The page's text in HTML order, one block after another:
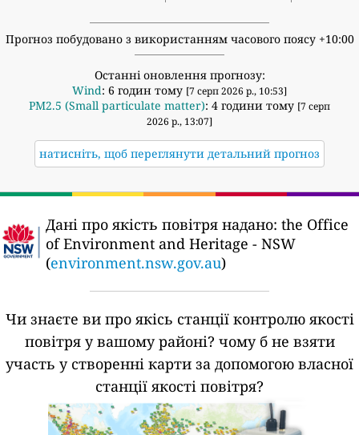
Прогноз побудовано з використанням часового поясу +10:00
Останні оновлення прогнозу:
Wind: 6 годин тому [7 серп 2026 р., 10:53]
PM2.5 (Small particulate matter): 4 години тому [7 серп
2026 р., 13:07]
натисніть, щоб переглянути детальний прогноз
Дані про якість повітря надано: the Office
of Environment and Heritage - NSW
(environment.nsw.gov.au)
Чи знаєте ви про якісь станції контролю якості
повітря у вашому районі? чому б не взяти
участь у створенні карти за допомогою власної
станції якості повітря?